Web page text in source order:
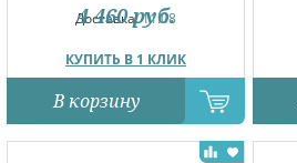
Доставка:11.08
КУПИТЬ В 1 КЛИК
4 460 руб.
В корзину